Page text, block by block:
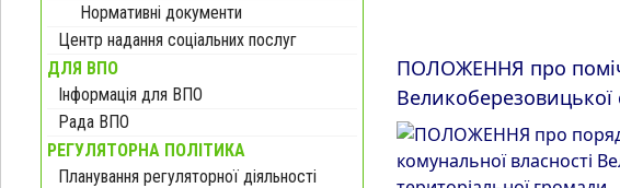
Нормативні документи
Центр надання соціальних послуг
ДЛЯ ВПО
Інформація для ВПО
Рада ВПО
РЕГУЛЯТОРНА ПОЛІТИКА
Планування регуляторної діяльності
ПОЛОЖЕННЯ про